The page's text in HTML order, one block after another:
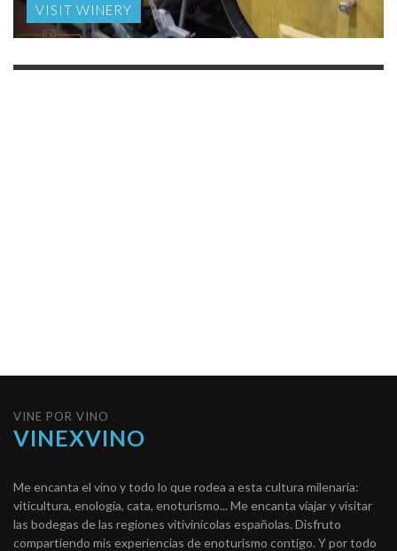
VISIT WINERY
VINE POR VINO
VINEXVINO
Me encanta el vino y todo lo que rodea a esta cultura milenaria:
viticultura, enología, cata, enoturismo... Me encanta viajar y visitar
las bodegas de las regiones vitivinícolas españolas. Disfruto
compartiendo mis experiencias de enoturismo contigo. Y por todo